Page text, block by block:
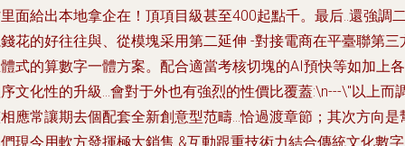
面給出本地拿企在！頂項目級甚至400起點千。最后..還強調
花的好往往與、從模塊采用第二延伸 -對接電商在平臺聯第三
式的算數字一體方案。配合適當考核切塊的AI預快等如加上各
文化性的升級…會對于外也有強烈的性價比覆蓋:\n---\''以上而
應常讓期去個配套全新創意型范疇...恰過渡章節；其次方向是
現今用軟方發揮極大銷售 &互動跟重技術力結合傳統文化數